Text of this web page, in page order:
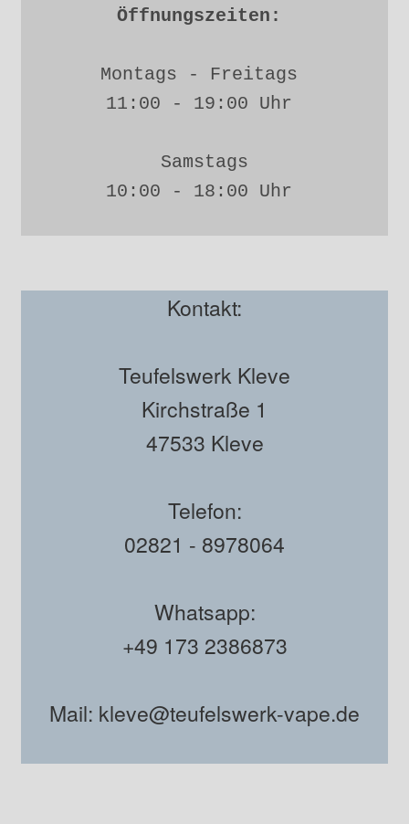
Öffnungszeiten:
Montags - Freitags
11:00 - 19:00 Uhr
Samstags
10:00 - 18:00 Uhr
Kontakt:
Teufelswerk Kleve
Kirchstraße 1
47533 Kleve
Telefon:
02821 - 8978064
Whatsapp:
+49 173 2386873
Mail: kleve@teufelswerk-vape.de